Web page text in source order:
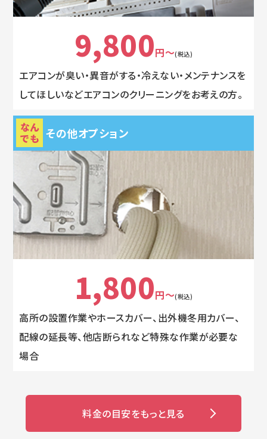
9,800円～(税込)
エアコンが臭い・異音がする・冷えない・メンテナンスを
してほしいなどエアコンのクリーニングをお考えの方。
なん
でも その他オプション
1,800円～(税込)
高所の設置作業やホースカバー、出外機冬用カバー、
配線の延長等、他店断られなど特殊な作業が必要な
場合
料金の目安をもっと見る